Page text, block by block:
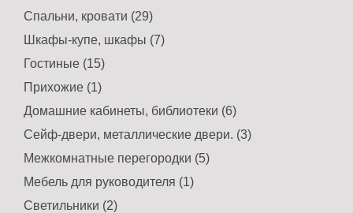
Спальни, кровати (29)
Шкафы-купе, шкафы (7)
Гостиные (15)
Прихожие (1)
Домашние кабинеты, библиотеки (6)
Сейф-двери, металлические двери. (3)
Межкомнатные перегородки (5)
Мебель для руководителя (1)
Светильники (2)